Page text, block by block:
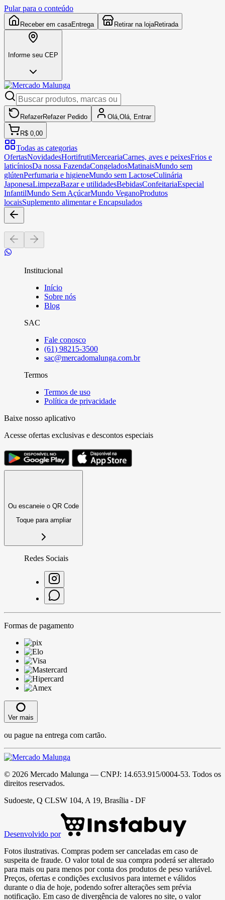
Pular para o conteúdo
Receber em casaEntrega Retirar na lojaRetirada
Informe seu CEP
RefazerRefazer Pedido Olá, Olá, Entrar
R$ 0,00
Todas as categorias
OfertasNovidadesHortifrutiMerceariaCarnes, aves e peixesFrios e
laticíniosDa nossa FazendaCongeladosMatinaisMundo sem
glútenPerfumaria e higieneMundo sem LactoseCulinária
JaponesaLimpezaBazar e utilidadesBebidasConfeitariaEspecial
InfantilMundo Sem AçúcarMundo VeganoProdutos
locaisSuplemento alimentar e Encapsulados
Institucional
Início
Sobre nós
Blog
SAC
Fale conosco
(61) 98215-3500
sac@mercadomalunga.com.br
Termos
Termos de uso
Política de privacidade
Baixe nosso aplicativo
Acesse ofertas exclusivas e descontos especiais
Ou escaneie o QR Code
Toque para ampliar
Redes Sociais
Formas de pagamento
Ver mais
ou pague na entrega com cartão.
© 2026 Mercado Malunga — CNPJ: 14.653.915/0004-53. Todos os
direitos reservados.
Sudoeste, Q CLSW 104, A 19, Brasília - DF
Desenvolvido por
Fotos ilustrativas. Compras podem ser canceladas em caso de
suspeita de fraude. O valor total de sua compra poderá ser alterado
para mais ou para menos por conta dos produtos de peso variável.
Preços, ofertas e condições exclusivos para internet e válidos
durante o dia de hoje, podendo sofrer alterações sem prévia
notificação. Em caso de divergência de valores no site, o valor